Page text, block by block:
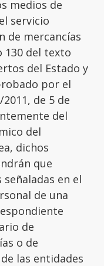
medios de
servicio
de mercancías
130 del texto
del Estado y
por el
de 5 de
del
del
dichos
que
en el
de una
de
o de
las entidades